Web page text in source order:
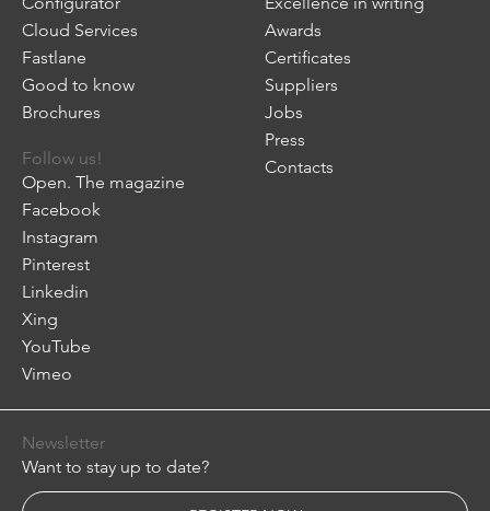
Cloud Services
Fastlane
Good to know
Brochures
Awards
Certificates
Suppliers
Jobs
Press
Contacts
Follow us!
Open. The magazine
Facebook
Instagram
Pinterest
Linkedin
Xing
YouTube
Vimeo
Newsletter
Want to stay up to date?